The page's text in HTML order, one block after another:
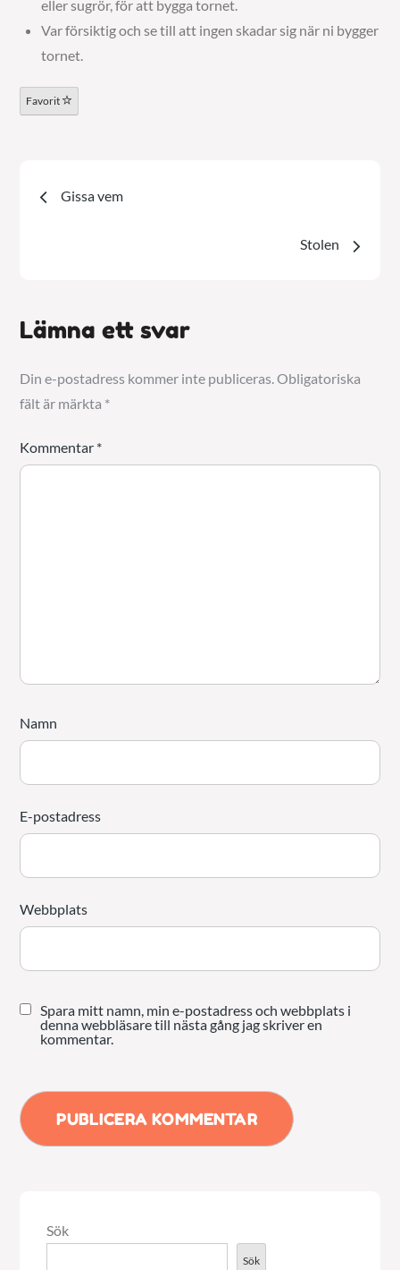
eller sugrör, för att bygga tornet.
Var försiktig och se till att ingen skadar sig när ni bygger
tornet.
Favorit
Inläggsnavigering
Gissa vem
Stolen
Lämna ett svar
Din e-postadress kommer inte publiceras.Obligatoriska
fält är märkta *
Kommentar *
Namn
E-postadress
Webbplats
Spara mitt namn, min e-postadress och webbplats i
denna webbläsare till nästa gång jag skriver en
kommentar.
Sök
Sök